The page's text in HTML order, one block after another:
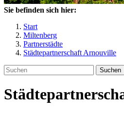
Sie befinden sich hier:
Start
Miltenberg
Partnerstädte
Städtepartnerschaft Arnouville
Suchen